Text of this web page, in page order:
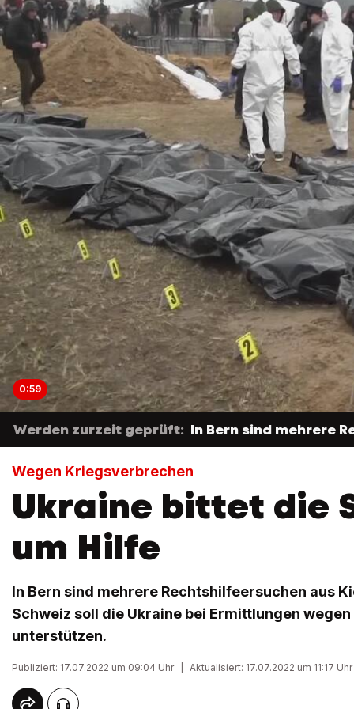
0:59
Werden zurzeit geprüft: In Bern sind mehrere
Wegen Kriegsverbrechen
Ukraine bittet die
um Hilfe
In Bern sind mehrere Rechtshilfeersuchen aus
Schweiz soll die Ukraine bei Ermittlungen
unterstützen.
Publiziert: 17.07.2022 um 09:04 Uhr Aktualisiert: 17.07.2022 um 11:17 Uhr